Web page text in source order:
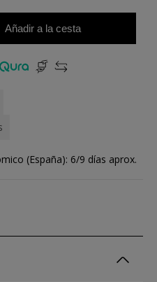
Añadir a la cesta
(España): 6/9 días aprox.